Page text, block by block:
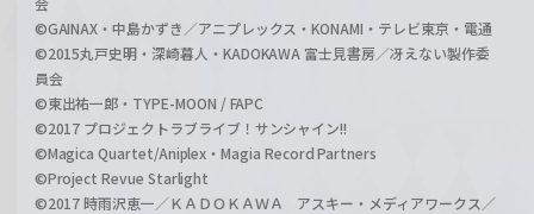
©GAINAX・中島かずき／アニプレックス・KONAMI・テレビ東京・電通
©2015丸戸史明・深崎暮人・KADOKAWA 富士見書房／冴えない製作委
員会
©東出祐一郎・TYPE-MOON / FAPC
©2017 プロジェクトラブライブ！サンシャイン!!
©Magica Quartet/Aniplex・Magia Record Partners
©Project Revue Starlight
©2017 時雨沢恵一／ＫＡＤＯＫＡＷＡ アスキー・メディアワークス／